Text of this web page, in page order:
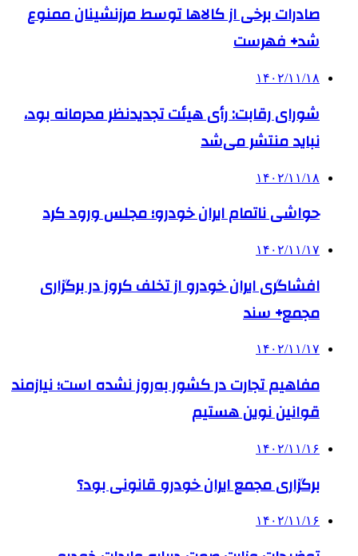
صادرات برخی از کالاها توسط مرزنشینان ممنوع
شد+ فهرست
۱۴۰۲/۱۱/۱۸
شورای رقابت: رأی هیئت تجدیدنظر محرمانه بود،
نباید منتشر می‌شد
۱۴۰۲/۱۱/۱۸
حواشی ناتمام ایران خودرو؛ مجلس ورود کرد
۱۴۰۲/۱۱/۱۷
افشاگری ایران خودرو از تخلف کروز در برگزاری
مجمع+ سند
۱۴۰۲/۱۱/۱۷
مفاهیم تجارت در کشور به‌روز نشده است؛ نیازمند
قوانین نوین هستیم
۱۴۰۲/۱۱/۱۶
برگزاری مجمع ایران خودرو قانونی بود؟
۱۴۰۲/۱۱/۱۶